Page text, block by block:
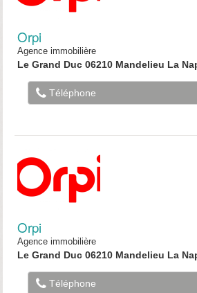
Orpi
Agence immobilière
Le Grand Duc 06210 Mandelieu La
Téléphone
Orpi
Agence immobilière
Le Grand Duc 06210 Mandelieu La
Téléphone